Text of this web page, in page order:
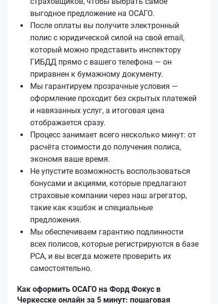
выгодное предложение на ОСАГО.
После оплаты вы получите электронный
полис с юридической силой на свой email,
который можно представить инспектору
ГИБДД прямо с вашего телефона — он
приравнен к бумажному документу.
Мы гарантируем прозрачные условия —
оформление проходит без скрытых платежей
и навязанных услуг, а итоговая цена
отображается сразу.
Процесс занимает всего несколько минут: от
расчёта стоимости до получения полиса,
экономя ваше время.
Не упустите возможность воспользоваться
бонусами и акциями, которые предлагают
страховые компании через наш агрегатор,
такие как кэшбэк и специальные
предложения.
Мы обеспечиваем гарантию подлинности
всех полисов, которые регистрируются в базе
РСА, и вы всегда можете проверить их
самостоятельно.
Как оформить ОСАГО на Форд Фокус в
Черкесске онлайн за 5 минут: пошаговая